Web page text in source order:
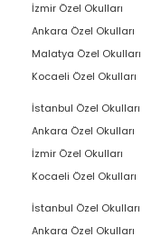
İzmir Özel Okulları
Ankara Özel Okulları
Malatya Özel Okulları
Kocaeli Özel Okulları
İstanbul Özel Okulları
Ankara Özel Okulları
İzmir Özel Okulları
Kocaeli Özel Okulları
İstanbul Özel Okulları
Ankara Özel Okulları